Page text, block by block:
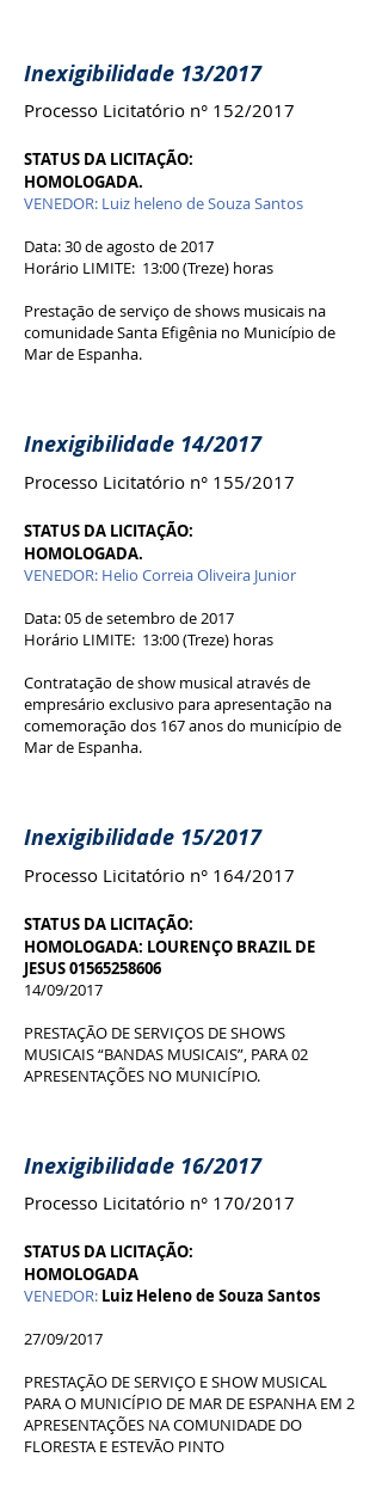
Inexigibilidade 13/2017
Processo Licitatório n° 152/2017
STATUS DA LICITAÇÃO:
HOMOLOGADA.
VENEDOR: Luiz heleno de Souza Santos
Data: 30 de agosto de 2017
Horário LIMITE: 13:00 (Treze) horas
Prestação de serviço de shows musicais na
comunidade Santa Efigênia no Município de
Mar de Espanha.
Inexigibilidade 14/2017
Processo Licitatório n° 155/2017
STATUS DA LICITAÇÃO:
HOMOLOGADA.
VENEDOR: Helio Correia Oliveira Junior
Data: 05 de setembro de 2017
Horário LIMITE: 13:00 (Treze) horas
Contratação de show musical através de
empresário exclusivo para apresentação na
comemoração dos 167 anos do município de
Mar de Espanha.
Inexigibilidade 15/2017
Processo Licitatório n° 164/2017
STATUS DA LICITAÇÃO:
HOMOLOGADA: LOURENÇO BRAZIL DE
JESUS 01565258606
14/09/2017
PRESTAÇÃO DE SERVIÇOS DE SHOWS
MUSICAIS “BANDAS MUSICAIS”, PARA 02
APRESENTAÇÕES NO MUNICÍPIO.
Inexigibilidade 16/2017
Processo Licitatório n° 170/2017
STATUS DA LICITAÇÃO:
HOMOLOGADA
VENEDOR: Luiz Heleno de Souza Santos
27/09/2017
PRESTAÇÃO DE SERVIÇO E SHOW MUSICAL
PARA O MUNICÍPIO DE MAR DE ESPANHA EM 2
APRESENTAÇÕES NA COMUNIDADE DO
FLORESTA E ESTEVÃO PINTO